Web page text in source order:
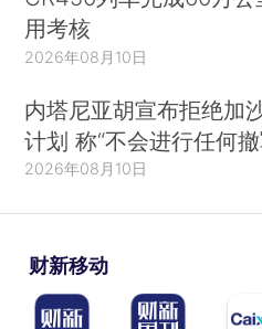
用考核
2026年08月10日
内塔尼亚胡宣布拒绝加
计划 称“不会进行任何撤
2026年08月10日
财新移动